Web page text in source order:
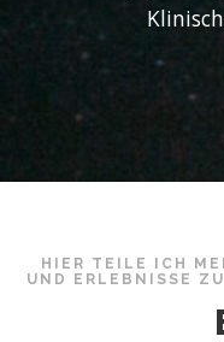
HIER TEILE ICH
UND ERLEBNISSE